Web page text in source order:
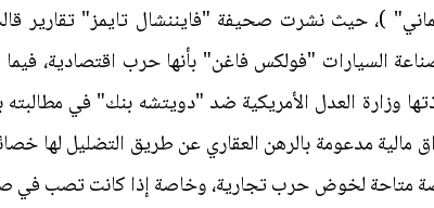
)، حيث نشرت صحيفة "فايننشال تايمز" تقارير
"فولكس فاغن" بأنها حرب اقتصادية، فيما
وزارة العدل الأمريكية ضد "دويتشه بنك" في
ببيع أوراق مالية مدعومة بالرهن العقاري عن طريق التضليل
متاحة لخوض حرب تجارية، وخاصة إذا كانت تصب في